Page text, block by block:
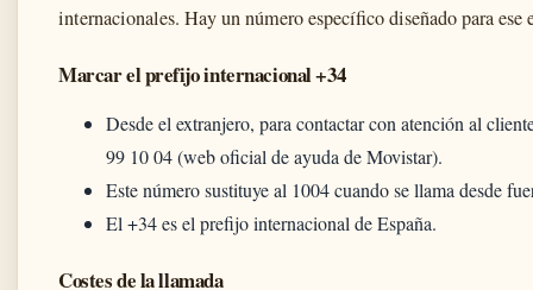
internacionales. Hay un número específico diseñado para ese
Marcar el prefijo internacional +34
Desde el extranjero, para contactar con atención al
99 10 04 (web oficial de ayuda de Movistar).
Este número sustituye al 1004 cuando se llama desde
El +34 es el prefijo internacional de España.
Costes de la llamada